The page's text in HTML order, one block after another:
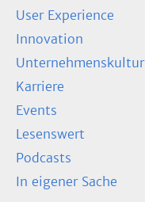
User Experience
Innovation
Unternehmenskultur
Karriere
Events
Lesenswert
Podcasts
In eigener Sache